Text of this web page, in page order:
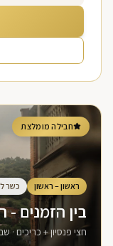
חבילה מומלצת
ראשון – ראשון כשר
בין הזמנים -
חצי פנסיון + כריכים ·